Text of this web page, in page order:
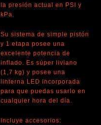
la presión actual en PSI y
kPa.
Su sistema de simple pistón
y 1 etapa posee una
excelente potencia de
inflado. Es súper liviano
(1,7 kg) y posee una
linterna LED incorporada
para que puedas usarlo en
cualquier hora del día.
Incluye accesorios: